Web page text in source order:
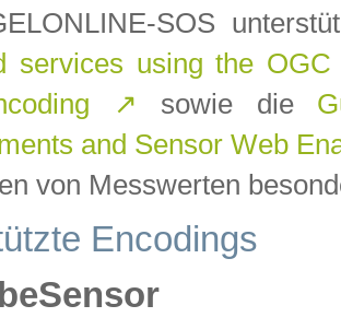
SOS
services using the
↗ sowie die
and Sensor Web
von Messwerten
Encodings